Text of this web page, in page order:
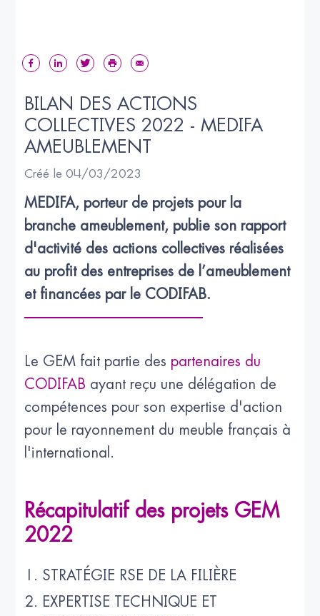
BILAN DES ACTIONS
COLLECTIVES 2022 - MEDIFA
AMEUBLEMENT
Créé le 04/03/2023
MEDIFA, porteur de projets pour la
branche ameublement, publie son rapport
d'activité des actions collectives réalisées
au profit des entreprises de l’ameublement
et financées par le CODIFAB.
Le GEM fait partie des partenaires du
CODIFAB ayant reçu une délégation de
compétences pour son expertise d'action
pour le rayonnement du meuble français à
l'international.
Récapitulatif des projets GEM
2022
STRATÉGIE RSE DE LA FILIÈRE
EXPERTISE TECHNIQUE ET